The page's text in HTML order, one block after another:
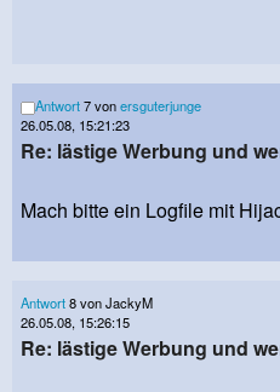
Antwort7 vonersguterjunge
26.05.08, 15:21:23
Re: lästige Werbung und
Mach bitte ein Logfile mit
Antwort8 von JackyM
26.05.08, 15:26:15
Re: lästige Werbung und